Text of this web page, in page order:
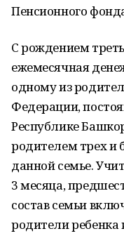
Пенсионного
С рождением
ежемесячная
одному из
Федерации,
Республике
родителем трех и
данной семье.
3 месяца,
состав семьи
родители ребенка